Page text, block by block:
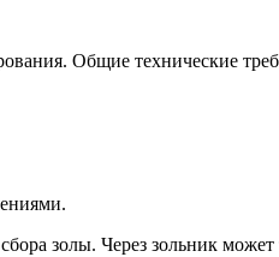
Общие технические
золы. Через зольник